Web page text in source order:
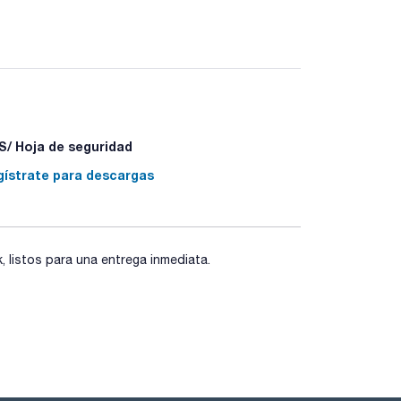
- P501a
Hoja de seguridad
para descargas
para una entrega inmediata.